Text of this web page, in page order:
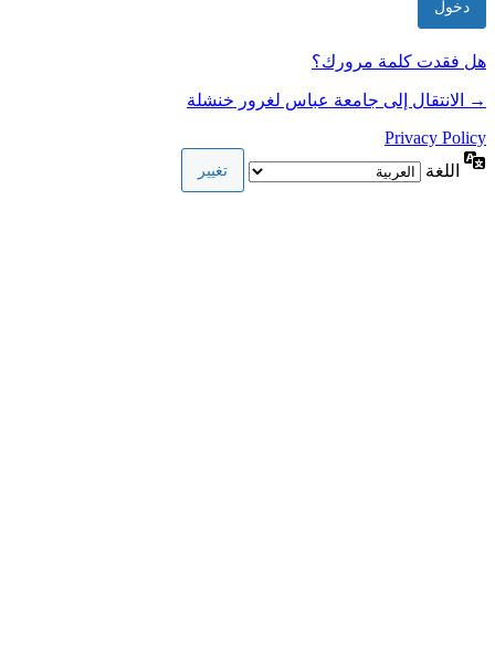
هل فقدت كلمة مرورك؟
→ الانتقال إلى جامعة عباس لغرور خنشلة
Privacy Policy
اللغة